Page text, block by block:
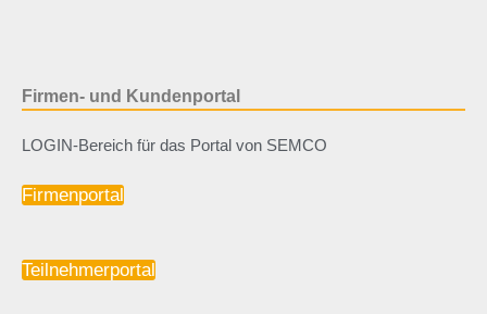
Firmen- und Kundenportal
LOGIN-Bereich für das Portal von SEMCO
Firmenportal
Teilnehmerportal